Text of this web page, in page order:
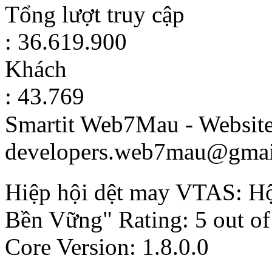
Tổng lượt truy cập
: 36.619.900
Khách
: 43.769
Smartit Web7Mau -
Hiệp hội dệt may VTAS:
Bền Vững" Rating: 5 out
Core Version: 1.8.0.0